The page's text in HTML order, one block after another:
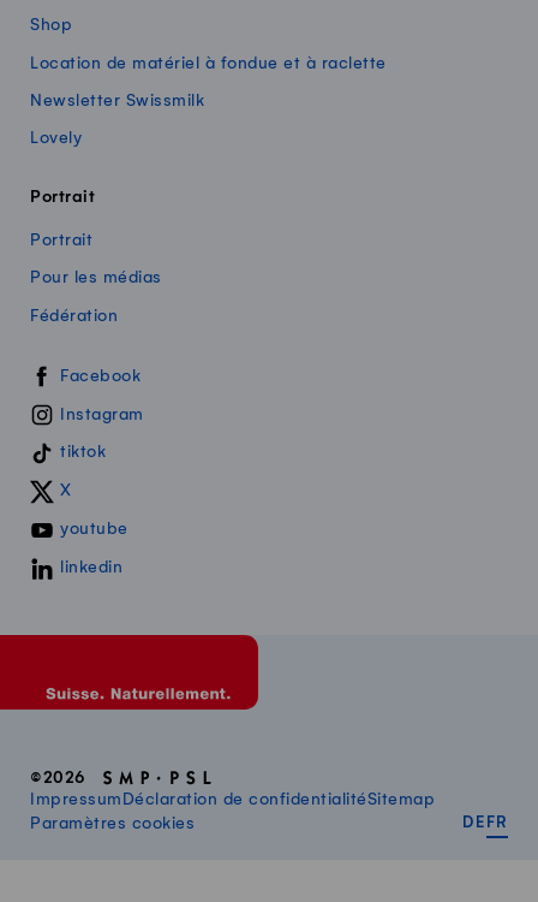
Shop
Location de matériel à fondue et à raclette
Newsletter Swissmilk
Lovely
Portrait
Portrait
Pour les médias
Fédération
Swissmilk sur les réseaux sociaux
Facebook
Instagram
tiktok
X
youtube
linkedin
©2026
Impressum Déclaration de confidentialitéSitemap
Paramètres cookies
DE FR